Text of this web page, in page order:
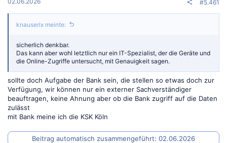
#5.461
knauserix meinte:
sicherlich denkbar.
Das kann aber wohl letztlich nur ein IT-Spezialist, der die Geräte und
die Online-Zugriffe untersucht, mit Genauigkeit sagen.
sollte doch Aufgabe der Bank sein, die stellen so etwas doch zur
Verfügung, wir können nur ein externer Sachverständiger
beauftragen, keine Ahnung aber ob die Bank zugriff auf die Daten
zulässt
mit Bank meine ich die KSK Köln
Beitrag automatisch zusammengeführt: 02.06.2026